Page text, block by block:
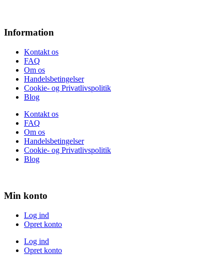
Information
Kontakt os
FAQ
Om os
Handelsbetingelser
Cookie- og Privatlivspolitik
Blog
Kontakt os
FAQ
Om os
Handelsbetingelser
Cookie- og Privatlivspolitik
Blog
Min konto
Log ind
Opret konto
Log ind
Opret konto